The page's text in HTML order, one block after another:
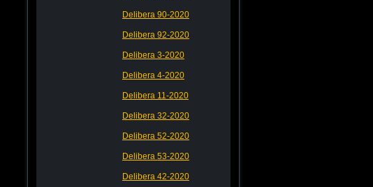
Delibera 90-2020
Delibera 92-2020
Delibera 3-2020
Delibera 4-2020
Delibera 11-2020
Delibera 32-2020
Delibera 52-2020
Delibera 53-2020
Delibera 42-2020